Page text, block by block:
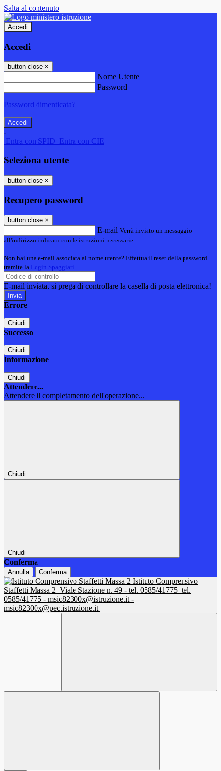
Salta al contenuto
Accedi
Accedi
button close ×
Nome Utente
Password
Password dimenticata?
-
Entra con SPID Entra con CIE
Seleziona utente
button close ×
Recupero password
button close ×
E-mail Verrà inviato un messaggio
all'indirizzo indicato con le istruzioni necessarie.
Non hai una e-mail associata al nome utente? Effettua il reset della password
tramite la Login Spaggiari
E-mail inviata, si prega di controllare la casella di posta elettronica!
Errore
Chiudi
Successo
Chiudi
Informazione
Chiudi
Attendere...
Attendere il completamento dell'operazione...
Chiudi
Chiudi
Conferma
Annulla Conferma
Istituto Comprensivo
Staffetti Massa 2 Viale Stazione n. 49 - tel. 0585/41775 tel.
0585/41775 - msic82300x@istruzione.it -
msic82300x@pec.istruzione.it